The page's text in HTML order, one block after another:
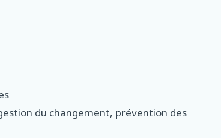
du changement, prévention des